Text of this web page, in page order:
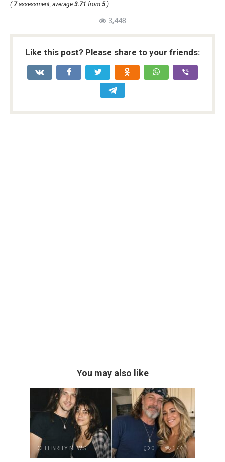
( 7assessment, average 3.71 from 5 )
3,448
Like this post? Please share to your friends:
You may also like
CELEBRITY NEWS 0 174